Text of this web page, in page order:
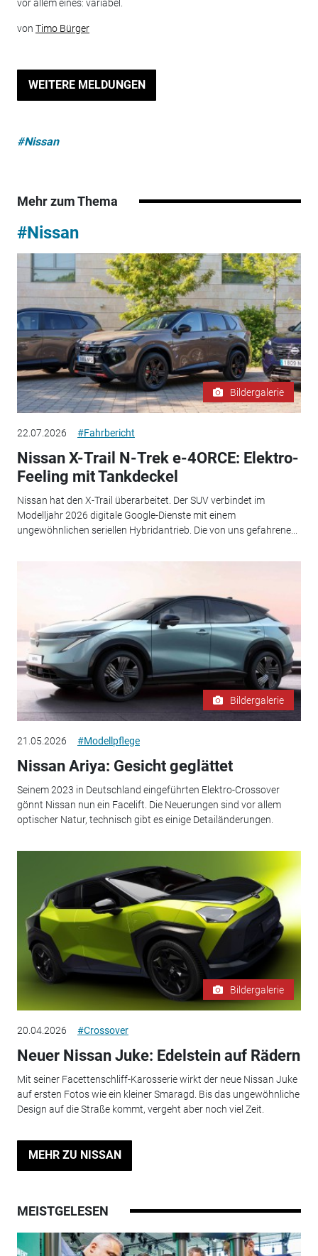
vor allem eines: variabel.
von Timo Bürger
WEITERE MELDUNGEN
#Nissan
Mehr zum Thema
#Nissan
Bildergalerie
22.07.2026 #Fahrbericht
Nissan X-Trail N-Trek e-4ORCE: Elektro-
Feeling mit Tankdeckel
Nissan hat den X-Trail überarbeitet. Der SUV verbindet im
Modelljahr 2026 digitale Google-Dienste mit einem
ungewöhnlichen seriellen Hybridantrieb. Die von uns gefahrene...
Bildergalerie
21.05.2026 #Modellpflege
Nissan Ariya: Gesicht geglättet
Seinem 2023 in Deutschland eingeführten Elektro-Crossover
gönnt Nissan nun ein Facelift. Die Neuerungen sind vor allem
optischer Natur, technisch gibt es einige Detailänderungen.
Bildergalerie
20.04.2026 #Crossover
Neuer Nissan Juke: Edelstein auf Rädern
Mit seiner Facettenschliff-Karosserie wirkt der neue Nissan Juke
auf ersten Fotos wie ein kleiner Smaragd. Bis das ungewöhnliche
Design auf die Straße kommt, vergeht aber noch viel Zeit.
MEHR ZU NISSAN
MEISTGELESEN